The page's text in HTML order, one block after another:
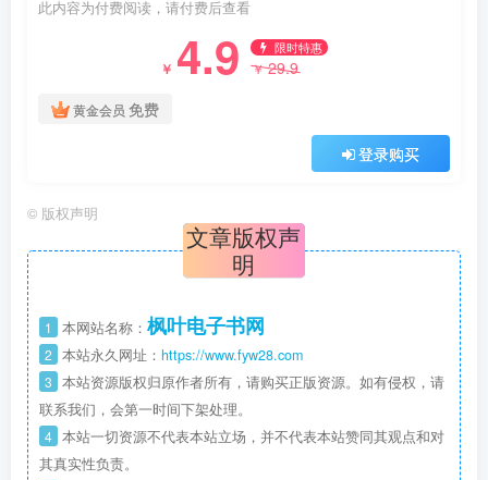
此内容为付费阅读，请付费后查看
￥ 4.9 限时特惠
￥29.9
黄金会员 免费
登录购买
© 版权声明
文章版权声
明
1 本网站名称： 枫叶电子书网
2 本站永久网址： https://www.fyw28.com
3 本站资源版权归原作者所有，请购买正版资源。如有侵权，请
联系我们，会第一时间下架处理。
4 本站一切资源不代表本站立场，并不代表本站赞同其观点和对
其真实性负责。